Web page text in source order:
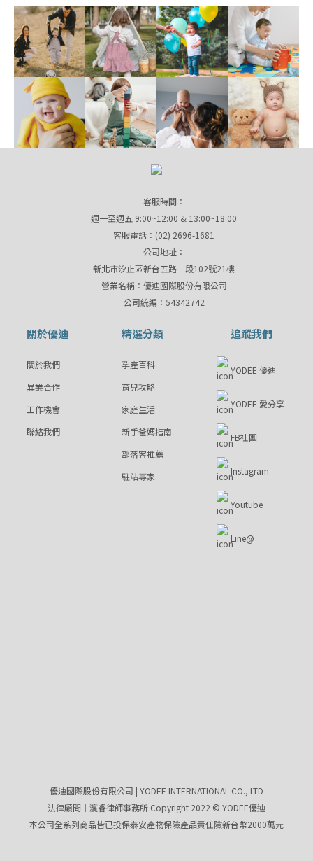
客服時間：
週一至週五 9:00~12:00 & 13:00~18:00
客服電話：(02) 2696-1681
公司地址：
新北市汐止區新台五路一段102號21樓
營業名稱：優迪國際股份有限公司
公司統編：54342742
關於優迪
關於我們
異業合作
工作機會
聯絡我們
精選分類
孕產百科
育兒攻略
家庭生活
新手爸媽指南
部落客推薦
駐站專家
追蹤我們
YODEE 優迪
YODEE 愛分享
FB社團
Instagram
Youtube
Line@
優迪國際股份有限公司 | YODEE INTERNATIONAL CO., LTD
法律顧問｜瀛睿律師事務所 Copyright 2022 © YODEE優迪
本公司全系列商品皆已投保泰安產物保險產品責任險新台幣2000萬元